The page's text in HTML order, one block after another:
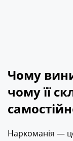
Чому
чому її
Наркоманія —